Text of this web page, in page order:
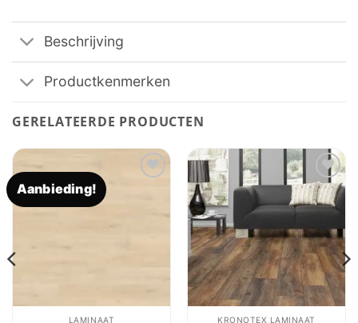
Beschrijving
Productkenmerken
GERELATEERDE PRODUCTEN
Aanbieding!
LAMINAAT
Toevoegen
aan
verlanglijst
KRONOTEX LAMINAAT